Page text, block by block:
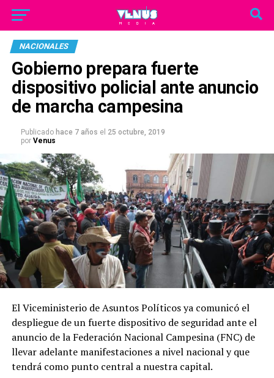
NACIONALES
Gobierno prepara fuerte
dispositivo policial ante anuncio
de marcha campesina
Publicado hace 7 años el 25 octubre, 2019
por Venus
El Viceministerio de Asuntos Políticos ya comunicó el
despliegue de un fuerte dispositivo de seguridad ante el
anuncio de la Federación Nacional Campesina (FNC) de
llevar adelante manifestaciones a nivel nacional y que
tendrá como punto central a nuestra capital.